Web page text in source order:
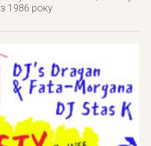
1986 року